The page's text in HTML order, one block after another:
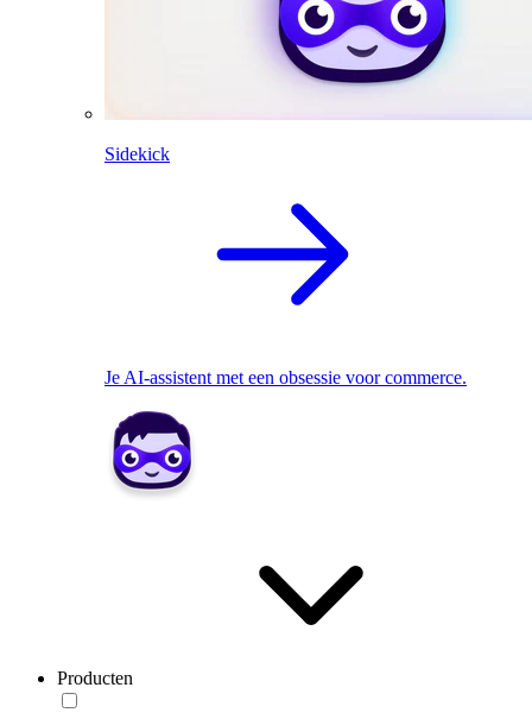
Sidekick
Je AI-assistent met een obsessie voor commerce.
Producten